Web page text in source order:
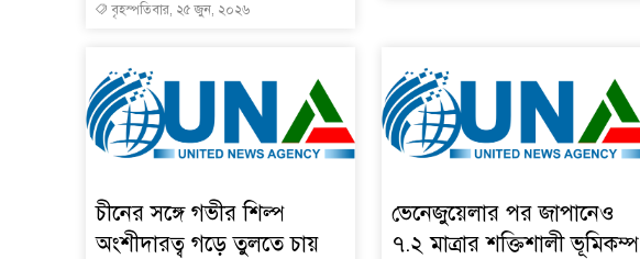
বৃহস্পতিবার, ২৫ জুন, ২০২৬
চীনের সঙ্গে গভীর শিল্প
অংশীদারত্ব গড়ে তুলতে চায়
ভেনেজুয়েলার পর জাপানেও
৭.২ মাত্রার শক্তিশালী ভূমিকম্প